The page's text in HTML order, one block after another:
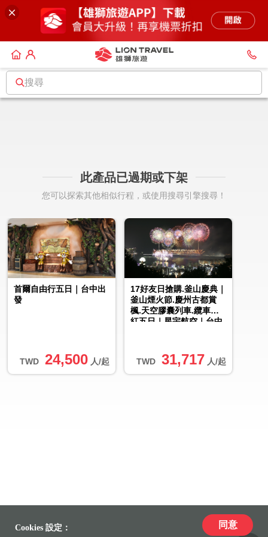
搜尋
此產品已過期或下架
您可以探索其他相似行程，或使用搜尋引擎搜尋！
TWD 24,500 人/起
首爾自由行五日｜台中出
發
TWD 31,717 人/起
17好友日搶購.釜山慶典｜
釜山煙火節.慶州古都賞
楓.天空膠囊列車.纜車楓
紅五日｜星宇航空｜台中
Cookies 設定： 同意